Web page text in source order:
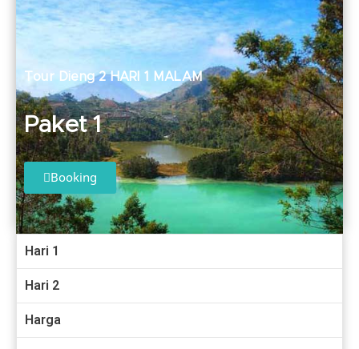
Tour Dieng 2 HARI 1 MALAM
Paket 1
Booking
Hari 1
Hari 2
Harga